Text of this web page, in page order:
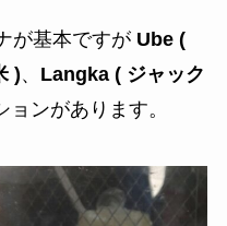
基本ですが Ube (
)、 Langka ( ジャック
ンがあります。